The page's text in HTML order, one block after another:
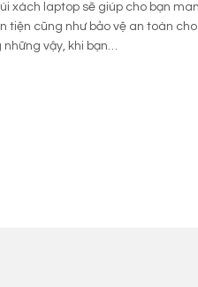
xách laptop sẽ giúp cho bạn
tiện cũng như bảo vệ an toàn
những vậy, khi bạn…